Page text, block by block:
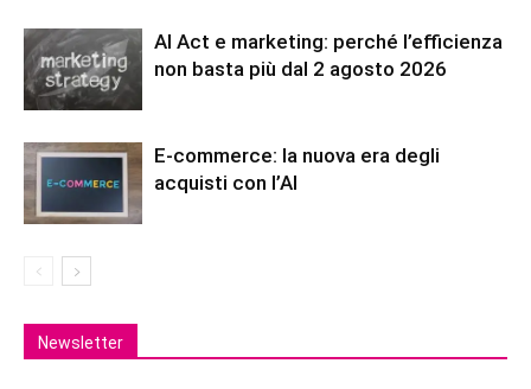
AI Act e marketing: perché l’efficienza
non basta più dal 2 agosto 2026
E-commerce: la nuova era degli
acquisti con l’AI
Newsletter